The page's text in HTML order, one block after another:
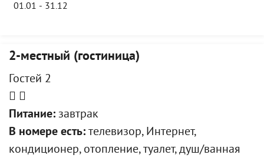
01.01 - 31.12
2-местный (гостиница)
Гостей 2
Питание: завтрак
В номере есть: телевизор, Интернет,
кондиционер, отопление, туалет, душ/ванная